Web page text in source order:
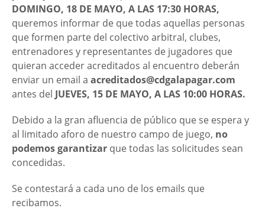
DOMINGO, 18 DE MAYO, A LAS 17:30 HORAS,
queremos informar de que todas aquellas personas
que formen parte del colectivo arbitral, clubes,
entrenadores y representantes de jugadores que
quieran acceder acreditados al encuentro deberán
enviar un email a acreditados@cdgalapagar.com
antes del JUEVES, 15 DE MAYO, A LAS 10:00 HORAS.
Debido a la gran afluencia de público que se espera y
al limitado aforo de nuestro campo de juego, no
podemos garantizar que todas las solicitudes sean
concedidas.
Se contestará a cada uno de los emails que
recibamos.